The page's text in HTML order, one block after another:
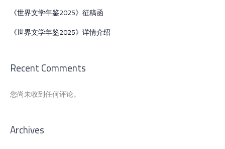
《世界文学年鉴2025》征稿函
《世界文学年鉴2025》详情介绍
Recent Comments
您尚未收到任何评论。
Archives